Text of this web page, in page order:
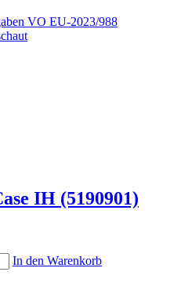
VO EU-2023/988
IH (5190901)
In den Warenkorb